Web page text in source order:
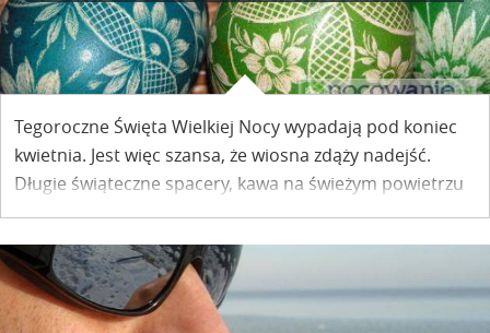
Tegoroczne Święta Wielkiej Nocy wypadają pod koniec
kwietnia. Jest więc szansa, że wiosna zdąży nadejść.
Długie świąteczne spacery, kawa na świeżym powietrzu
oraz niepowtarzalna atmosfera miejsca - tak mogą
wyglądać Wasze święta. W Kazimierzu Dolnym nad
Wisłą.